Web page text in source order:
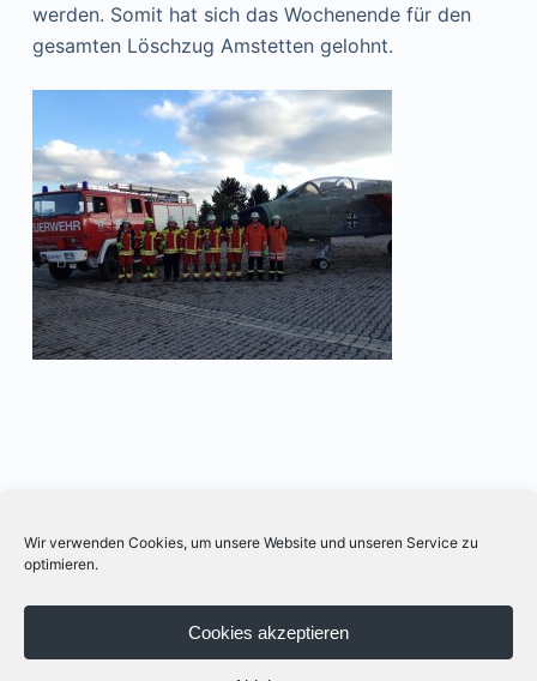
Wir verwenden Cookies, um unsere Website und unseren Service zu
optimieren.
Cookies akzeptieren
werden. Somit hat sich das Wochenende für den
gesamten Löschzug Amstetten gelohnt.
Schreibe einen Kommentar